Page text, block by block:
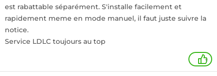
est rabattable séparément. S'installe facilement et
rapidement meme en mode manuel, il faut juste suivre la
notice.
Service LDLC toujours au top
+